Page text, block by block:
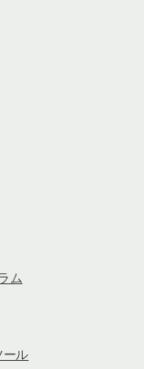
ム
ール